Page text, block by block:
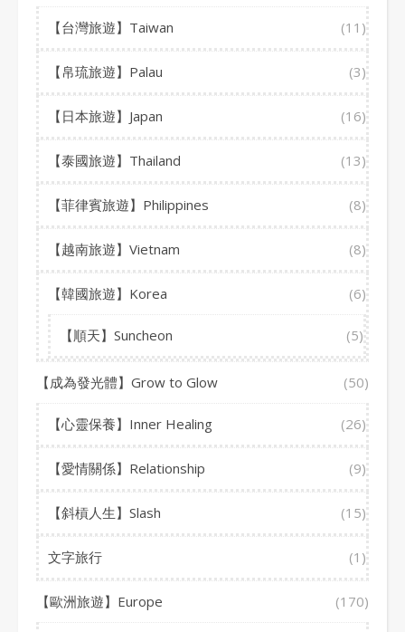
【台灣旅遊】Taiwan (11)
【帛琉旅遊】Palau (3)
【日本旅遊】Japan (16)
【泰國旅遊】Thailand (13)
【菲律賓旅遊】Philippines (8)
【越南旅遊】Vietnam (8)
【韓國旅遊】Korea (6)
【順天】Suncheon (5)
【成為發光體】Grow to Glow (50)
【心靈保養】Inner Healing (26)
【愛情關係】Relationship (9)
【斜槓人生】Slash (15)
文字旅行 (1)
【歐洲旅遊】Europe (170)